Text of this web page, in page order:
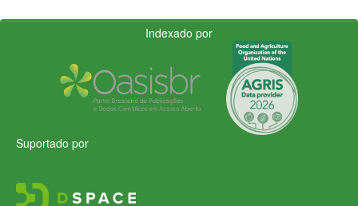
Indexado por
Suportado por